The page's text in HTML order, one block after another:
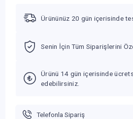
Ürününüz 20 gün içerisinde
Senin İçin Tüm Siparişlerini
Ürünü 14 gün içerisinde
edebilirsiniz.
Telefonla Sipariş